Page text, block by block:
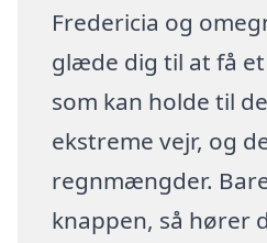
Fredericia og
glæde dig til at få
som kan holde til
ekstreme vejr, og
regnmængder.
knappen, så hører